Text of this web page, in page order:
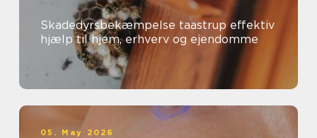
Skadedyrsbekæmpelse taastrup effektiv
hjælp til hjem, erhverv og ejendomme
05. May 2026